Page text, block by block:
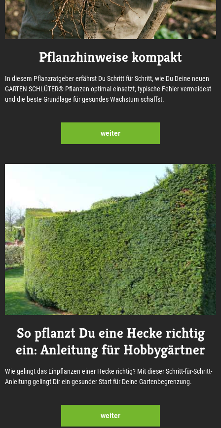
Pflanzhinweise kompakt
In diesem Pflanzratgeber erfährst Du Schritt für Schritt, wie Du Deine neuen
GARTEN SCHLÜTER® Pflanzen optimal einsetzt, typische Fehler vermeidest
und die beste Grundlage für gesundes Wachstum schaffst.
weiter
So pflanzt Du eine Hecke richtig
ein: Anleitung für Hobbygärtner
Wie gelingt das Einpflanzen einer Hecke richtig? Mit dieser Schritt-für-Schritt-
Anleitung gelingt Dir ein gesunder Start für Deine Gartenbegrenzung.
weiter